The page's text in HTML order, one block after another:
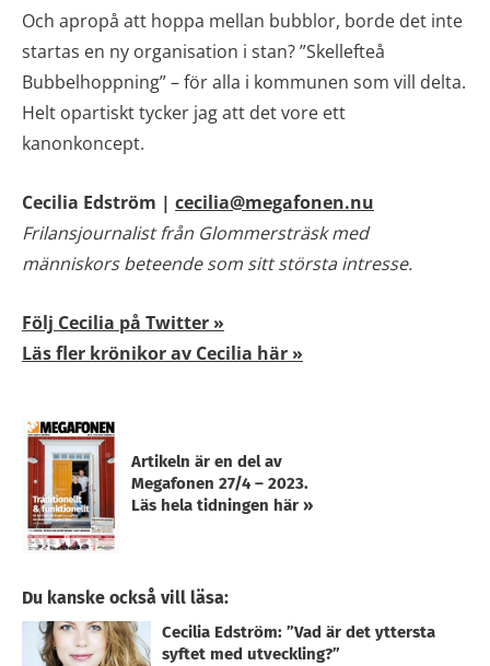
Och apropå att hoppa mellan bubblor, borde det inte
startas en ny organisation i stan? ”Skellefteå
Bubbelhoppning” – för alla i kommunen som vill delta.
Helt opartiskt tycker jag att det vore ett
kanonkoncept.
Cecilia Edström | cecilia@megafonen.nu
Frilansjournalist från Glommersträsk med
människors beteende som sitt största intresse.
Följ Cecilia på Twitter »
Läs fler krönikor av Cecilia här »
Artikeln är en del av
Megafonen 27/4 – 2023.
Läs hela tidningen här »
Du kanske också vill läsa:
Cecilia Edström: ”Vad är det yttersta
syftet med utveckling?”